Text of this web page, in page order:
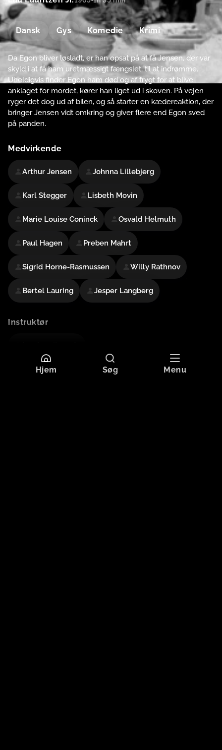
Dansk Gys Komedie Krimi
Da Egon bliver løsladt, er han opsat på at få Jensen, der var
skyld i at få ham uretmæssigt fængslet, til at indrømme.
Uheldigvis finder Egon ham død og af frygt for at blive
anklaget for mordet, kører han liget ud i skoven. På vejen
ryger det dog ud af bilen, og så starter en kædereaktion, der
bringer Jensen vidt omkring og giver flere end Egon sved
på panden.
Medvirkende
Arthur Jensen Johnna Lillebjerg
Karl Stegger Lisbeth Movin
Marie Louise Coninck Osvald Helmuth
Paul Hagen Preben Mahrt
Sigrid Horne-Rasmussen Willy Rathnov
Bertel Lauring Jesper Langberg
Instruktør
Mere information
Hjem Søg Menu